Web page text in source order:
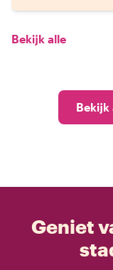
Bekijk alle
Bekijk
Geniet